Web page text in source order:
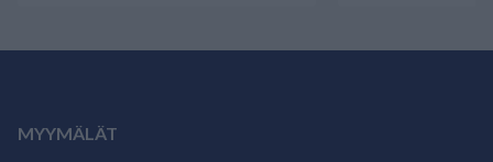
MYYMÄLÄT